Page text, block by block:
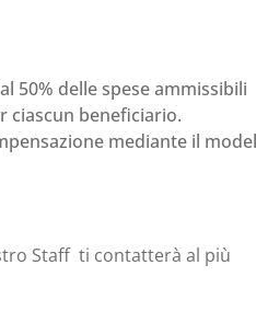
50% delle spese ammissibili
ciascun beneficiario.
mediante il
Staff ti contatterà al più